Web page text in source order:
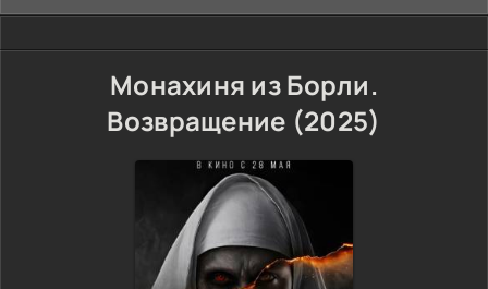
Монахиня из Борли.
Возвращение (2025)